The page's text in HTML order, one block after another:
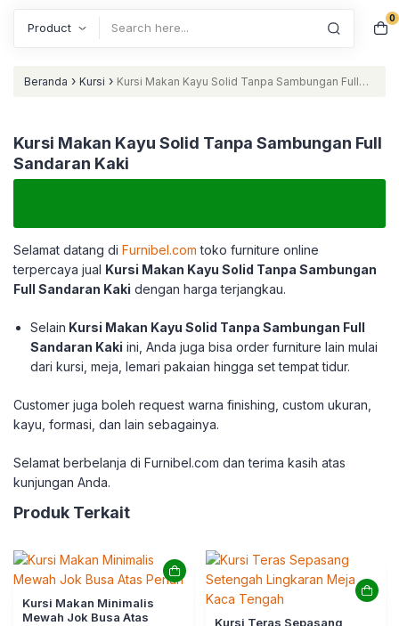
0
Beranda › Kursi › Kursi Makan Kayu Solid Tanpa Sambungan Full
Kursi Makan Kayu Solid Tanpa Sambungan Full
Sandaran Kaki
Selamat datang di Furnibel.com toko furniture online
terpercaya jual Kursi Makan Kayu Solid Tanpa Sambungan
Full Sandaran Kaki dengan harga terjangkau.
Selain Kursi Makan Kayu Solid Tanpa Sambungan Full
Sandaran Kaki ini, Anda juga bisa order furniture lain mulai
dari kursi, meja, lemari pakaian hingga set tempat tidur.
Customer juga boleh request warna finishing, custom ukuran,
kayu, formasi, dan lain sebagainya.
Selamat berbelanja di Furnibel.com dan terima kasih atas
kunjungan Anda.
Produk Terkait
Kursi Makan Minimalis
Mewah Jok Busa Atas
Kursi Teras Sepasang